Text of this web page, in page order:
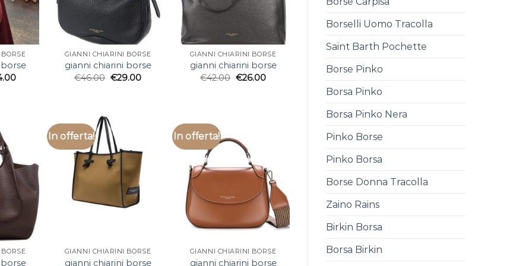
Borselli Uomo Tracolla
Saint Barth Pochette
Borse Pinko
Borsa Pinko
Borsa Pinko Nera
Pinko Borse
Pinko Borsa
Borse Donna Tracolla
Zaino Rains
Birkin Borsa
Borsa Birkin
GIANNI CHIARINI BORSE
gianni chiarini borse
€46.00 €29.00
GIANNI CHIARINI BORSE
gianni chiarini borse
€42.00 €26.00
In offerta!
GIANNI CHIARINI BORSE
gianni chiarini borse
In offerta!
GIANNI CHIARINI BORSE
gianni chiarini borse